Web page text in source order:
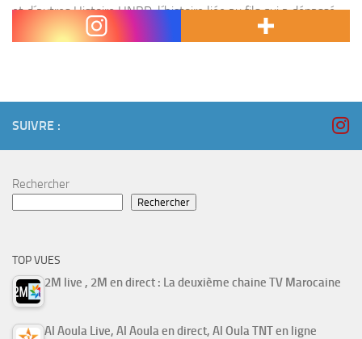
et d´autres Histoire HNBD: l´histoire liée au fils qui a dépassé
SUIVRE :
Rechercher
Rechercher
TOP VUES
2M live , 2M en direct : La deuxième chaine TV Marocaine
Al Aoula Live, Al Aoula en direct, Al Oula TNT en ligne